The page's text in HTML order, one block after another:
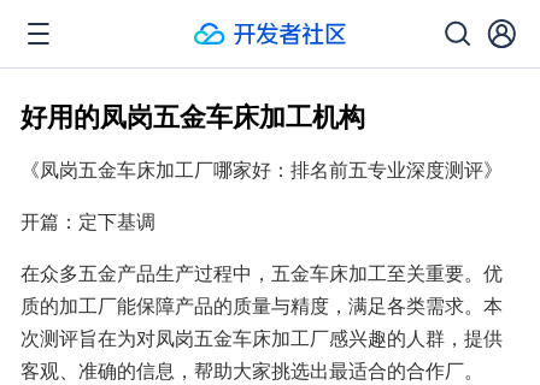
好用的凤岗五金车床加工机构
《凤岗五金车床加工厂哪家好：排名前五专业深度测评》
开篇：定下基调
在众多五金产品生产过程中，五金车床加工至关重要。优
质的加工厂能保障产品的质量与精度，满足各类需求。本
次测评旨在为对凤岗五金车床加工厂感兴趣的人群，提供
客观、准确的信息，帮助大家挑选出最适合的合作厂。